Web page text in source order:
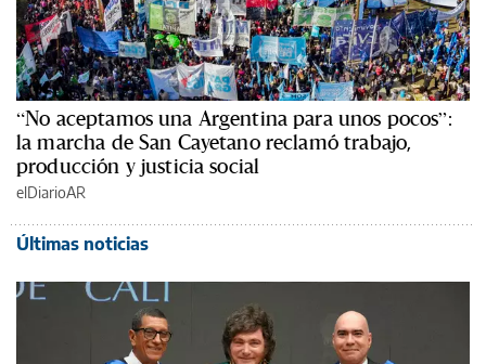
“No aceptamos una Argentina para unos pocos”:
la marcha de San Cayetano reclamó trabajo,
producción y justicia social
elDiarioAR
Últimas noticias